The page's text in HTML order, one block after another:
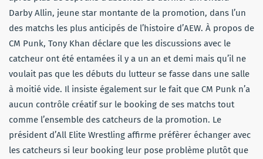
Darby Allin, jeune star montante de la promotion, dans l’un
des matchs les plus anticipés de l’histoire d’AEW. À propos de
CM Punk, Tony Khan déclare que les discussions avec le
catcheur ont été entamées il y a un an et demi mais qu’il ne
voulait pas que les débuts du lutteur se fasse dans une salle
à moitié vide. Il insiste également sur le fait que CM Punk n’a
aucun contrôle créatif sur le booking de ses matchs tout
comme l’ensemble des catcheurs de la promotion. Le
président d’All Elite Wrestling affirme préfèrer échanger avec
les catcheurs si leur booking leur pose problème plutôt que